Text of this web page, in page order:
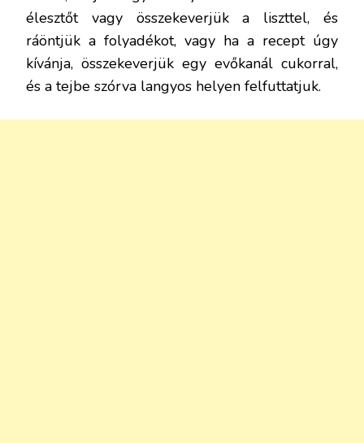
élesztőt vagy összekeverjük a liszttel, és
ráöntjük a folyadékot, vagy ha a recept úgy
kívánja, összekeverjük egy evőkanál cukorral,
és a tejbe szórva langyos helyen felfuttatjuk.